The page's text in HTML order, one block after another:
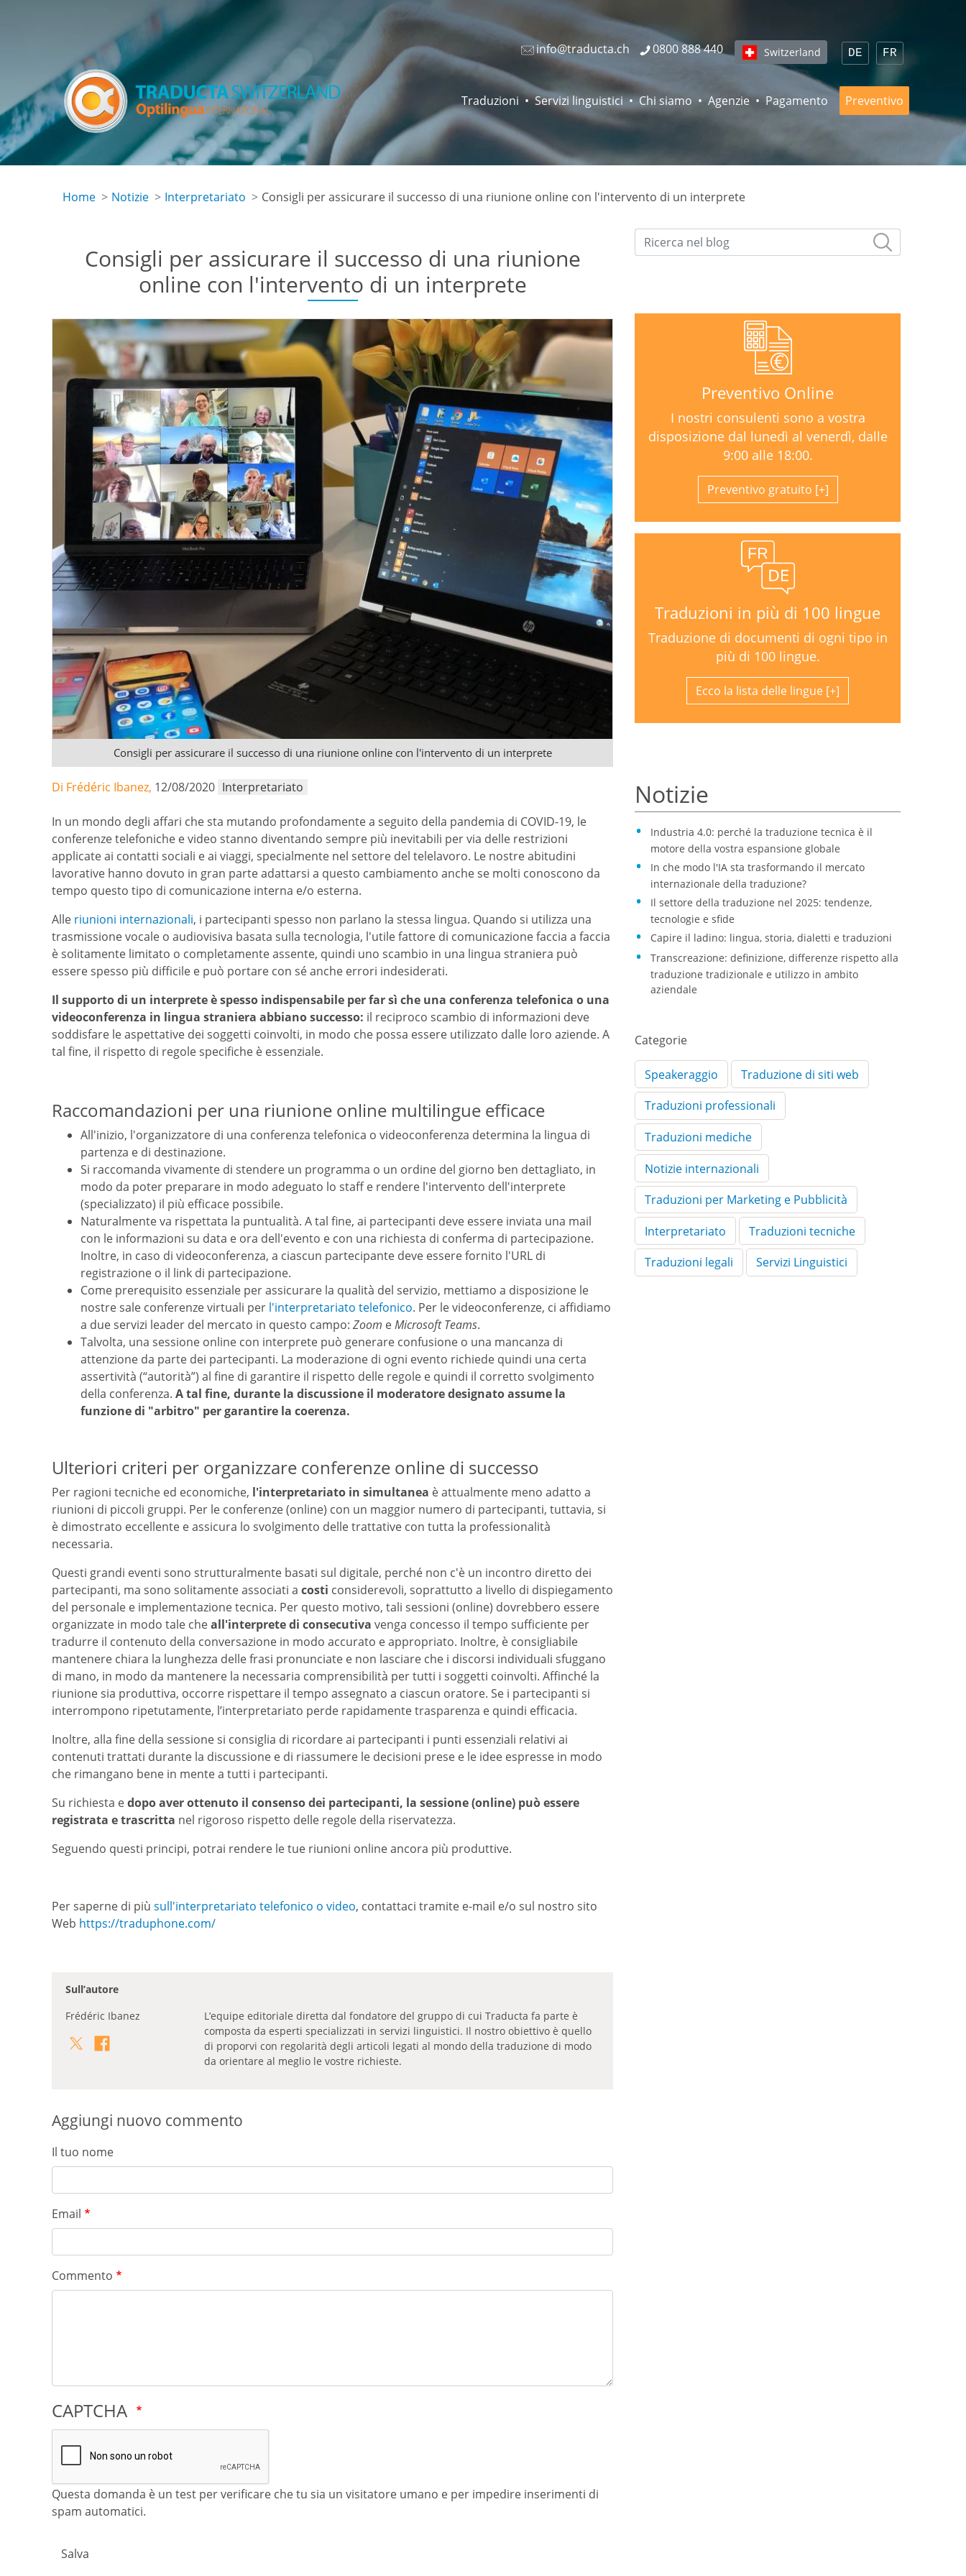
DE FR
Switzerland
info@traducta.ch 0800 888 440
Traduzioni Servizi linguistici Chi siamo Agenzie Pagamento Preventivo
Home Notizie Interpretariato Consigli per assicurare il successo di una riunione online con l'intervento di un interprete
Consigli per assicurare il successo di una riunione
online con l'intervento di un interprete
Consigli per assicurare il successo di una riunione online con l'intervento di un interprete
Di Frédéric Ibanez, 12/08/2020 Interpretariato
In un mondo degli affari che sta mutando profondamente a seguito della pandemia di COVID-19, le
conferenze telefoniche e video stanno diventando sempre più inevitabili per via delle restrizioni
applicate ai contatti sociali e ai viaggi, specialmente nel settore del telelavoro. Le nostre abitudini
lavorative hanno dovuto in gran parte adattarsi a questo cambiamento anche se molti conoscono da
tempo questo tipo di comunicazione interna e/o esterna.
Alle riunioni internazionali, i partecipanti spesso non parlano la stessa lingua. Quando si utilizza una
trasmissione vocale o audiovisiva basata sulla tecnologia, l'utile fattore di comunicazione faccia a faccia
è solitamente limitato o completamente assente, quindi uno scambio in una lingua straniera può
essere spesso più difficile e può portare con sé anche errori indesiderati.
Il supporto di un interprete è spesso indispensabile per far sì che una conferenza telefonica o una
videoconferenza in lingua straniera abbiano successo: il reciproco scambio di informazioni deve
soddisfare le aspettative dei soggetti coinvolti, in modo che possa essere utilizzato dalle loro aziende. A
tal fine, il rispetto di regole specifiche è essenziale.
Raccomandazioni per una riunione online multilingue efficace
All'inizio, l'organizzatore di una conferenza telefonica o videoconferenza determina la lingua di
partenza e di destinazione.
Si raccomanda vivamente di stendere un programma o un ordine del giorno ben dettagliato, in
modo da poter preparare in modo adeguato lo staff e rendere l'intervento dell'interprete
(specializzato) il più efficace possibile.
Naturalmente va rispettata la puntualità. A tal fine, ai partecipanti deve essere inviata una mail
con le informazioni su data e ora dell'evento e con una richiesta di conferma di partecipazione.
Inoltre, in caso di videoconferenza, a ciascun partecipante deve essere fornito l'URL di
registrazione o il link di partecipazione.
Come prerequisito essenziale per assicurare la qualità del servizio, mettiamo a disposizione le
nostre sale conferenze virtuali per l'interpretariato telefonico. Per le videoconferenze, ci affidiamo
a due servizi leader del mercato in questo campo: Zoom eMicrosoft Teams.
Talvolta, una sessione online con interprete può generare confusione o una mancanza di
attenzione da parte dei partecipanti. La moderazione di ogni evento richiede quindi una certa
assertività (“autorità”) al fine di garantire il rispetto delle regole e quindi il corretto svolgimento
della conferenza. A tal fine, durante la discussione il moderatore designato assume la
funzione di "arbitro" per garantire la coerenza.
Ulteriori criteri per organizzare conferenze online di successo
Per ragioni tecniche ed economiche, l'interpretariato in simultanea è attualmente meno adatto a
riunioni di piccoli gruppi. Per le conferenze (online) con un maggior numero di partecipanti, tuttavia, si
è dimostrato eccellente e assicura lo svolgimento delle trattative con tutta la professionalità
necessaria.
Questi grandi eventi sono strutturalmente basati sul digitale, perché non c'è un incontro diretto dei
partecipanti, ma sono solitamente associati a costi considerevoli, soprattutto a livello di dispiegamento
del personale e implementazione tecnica. Per questo motivo, tali sessioni (online) dovrebbero essere
organizzate in modo tale cheall'interprete di consecutiva venga concesso il tempo sufficiente per
tradurre il contenuto della conversazione in modo accurato e appropriato. Inoltre, è consigliabile
mantenere chiara la lunghezza delle frasi pronunciate e non lasciare che i discorsi individuali sfuggano
di mano, in modo da mantenere la necessaria comprensibilità per tutti i soggetti coinvolti. Affinché la
riunione sia produttiva, occorre rispettare il tempo assegnato a ciascun oratore. Se i partecipanti si
interrompono ripetutamente, l’interpretariato perde rapidamente trasparenza e quindi efficacia.
Inoltre, alla fine della sessione si consiglia di ricordare ai partecipanti i punti essenziali relativi ai
contenuti trattati durante la discussione e di riassumere le decisioni prese e le idee espresse in modo
che rimangano bene in mente a tutti i partecipanti.
Su richiesta edopo aver ottenuto il consenso dei partecipanti, la sessione (online) può essere
registrata e trascritta nel rigoroso rispetto delle regole della riservatezza.
Seguendo questi principi, potrai rendere le tue riunioni online ancora più produttive.
Per saperne di più sull'interpretariato telefonico o video, contattaci tramite e-mail e/o sul nostro sito
Web https://traduphone.com/
Sull’autore
Frédéric Ibanez
L’equipe editoriale diretta dal fondatore del gruppo di cui Traducta fa parte è
composta da esperti specializzati in servizi linguistici. Il nostro obiettivo è quello
di proporvi con regolarità degli articoli legati al mondo della traduzione di modo
da orientare al meglio le vostre richieste.
Aggiungi nuovo commento
Il tuo nome
Email
Commento
CAPTCHA
Questa domanda è un test per verificare che tu sia un visitatore umano e per impedire inserimenti di
spam automatici.
Salva
Preventivo Online
I nostri consulenti sono a vostra
disposizione dal lunedì al venerdì, dalle
9:00 alle 18:00.
Preventivo gratuito
Traduzioni in più di 100 lingue
Traduzione di documenti di ogni tipo in
più di 100 lingue.
Ecco la lista delle lingue
Notizie
Industria 4.0: perché la traduzione tecnica è il
motore della vostra espansione globale
In che modo l'IA sta trasformando il mercato
internazionale della traduzione?
Il settore della traduzione nel 2025: tendenze,
tecnologie e sfide
Capire il ladino: lingua, storia, dialetti e traduzioni
Transcreazione: definizione, differenze rispetto alla
traduzione tradizionale e utilizzo in ambito
aziendale
Categorie
Speakeraggio
Traduzione di siti web
Traduzioni professionali
Traduzioni mediche
Notizie internazionali
Traduzioni per Marketing e Pubblicità
Interpretariato
Traduzioni tecniche
Traduzioni legali
Servizi Linguistici